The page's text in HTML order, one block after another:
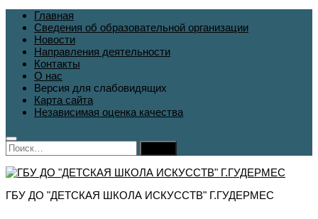
Главная
Сведения об образовательной организации
Новости
Направления деятельности
Контакты
О нас
Версия для слабовидящих
Карта сайта
Независимая оценка качества
Найти:
ГБУ ДО "ДЕТСКАЯ ШКОЛА ИСКУССТВ" Г.ГУДЕРМЕС